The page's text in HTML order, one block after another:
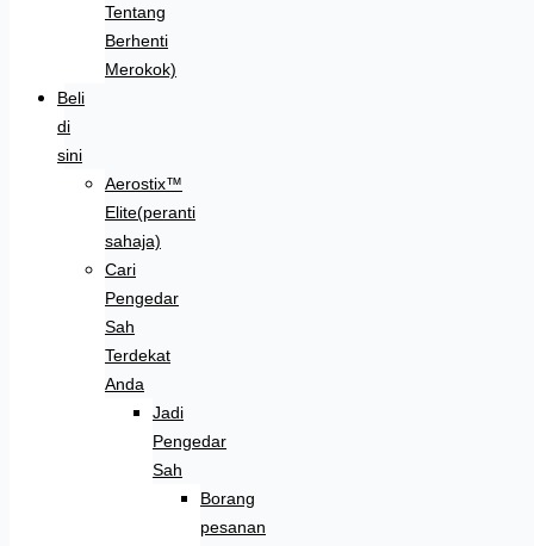
Tentang
Berhenti
Merokok)
Beli
di
sini
Aerostix™
Elite(peranti
sahaja)
Cari
Pengedar
Sah
Terdekat
Anda
Jadi
Pengedar
Sah
Borang
pesanan